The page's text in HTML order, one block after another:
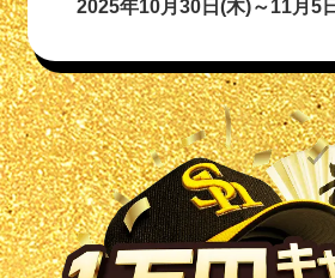
2025年10月30日(木)～11月5